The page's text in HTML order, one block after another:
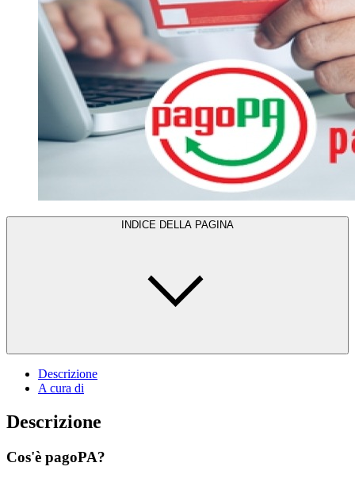
INDICE DELLA PAGINA
Descrizione
A cura di
Descrizione
Cos'è pagoPA?